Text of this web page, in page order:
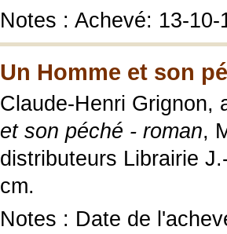
Notes : Achevé: 13-10-
Un Homme et son
Claude-Henri Grignon,
et son péché - roman,
distributeurs Librairie
cm.
Notes : Date de